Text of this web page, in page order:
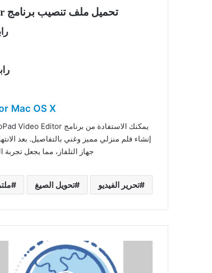
تحميل ملف تنصيب برنامج VideoPad Video Editor زائد ملف التفعيل
Mac OS X
إنشاء فلم منزلي مميز وغني بالتفاصيل. بعد
جهاز التلفاز، مما يجعل
تحرير الفيديو تحويل الصيغ